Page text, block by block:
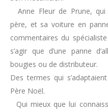
Anne Fleur de Prune,
père, et sa voiture en
commentaires du
s’agir que d’une panne
bougies ou de distributeur.
Des termes qui
Père Noël.
Qui mieux que lui